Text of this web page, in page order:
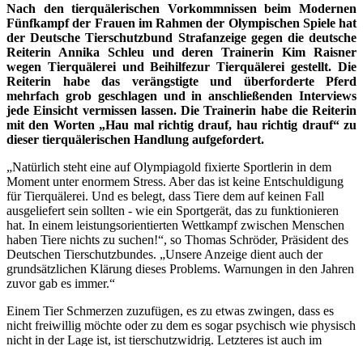
Nach den tierquälerischen Vorkommnissen beim Modernen
Fünfkampf der Frauen im Rahmen der Olympischen Spiele hat
der Deutsche Tierschutzbund Strafanzeige gegen die deutsche
Reiterin Annika Schleu und deren Trainerin Kim Raisner
wegen Tierquälerei und Beihilfezur Tierquälerei gestellt. Die
Reiterin habe das verängstigte und überforderte Pferd
mehrfach grob geschlagen und in anschließenden Interviews
jede Einsicht vermissen lassen. Die Trainerin habe die Reiterin
mit den Worten „Hau mal richtig drauf, hau richtig drauf“ zu
dieser tierquälerischen Handlung aufgefordert.
„Natürlich steht eine auf Olympiagold fixierte Sportlerin in dem
Moment unter enormem Stress. Aber das ist keine Entschuldigung
für Tierquälerei. Und es belegt, dass Tiere dem auf keinen Fall
ausgeliefert sein sollten - wie ein Sportgerät, das zu funktionieren
hat. In einem leistungsorientierten Wettkampf zwischen Menschen
haben Tiere nichts zu suchen!“, so Thomas Schröder, Präsident des
Deutschen Tierschutzbundes. „Unsere Anzeige dient auch der
grundsätzlichen Klärung dieses Problems. Warnungen in den Jahren
zuvor gab es immer.“
Einem Tier Schmerzen zuzufügen, es zu etwas zwingen, dass es
nicht freiwillig möchte oder zu dem es sogar psychisch wie physisch
nicht in der Lage ist, ist tierschutzwidrig. Letzteres ist auch im